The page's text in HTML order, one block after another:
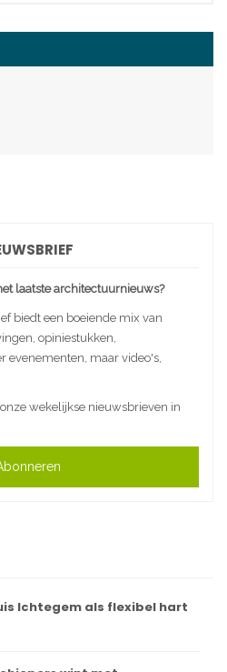
laatste architectuurnieuws?
biedt een boeiende mix van
opiniestukken,
evenementen, maar video's,
wekelijkse nieuwsbrieven in
Ichtegem als flexibel hart